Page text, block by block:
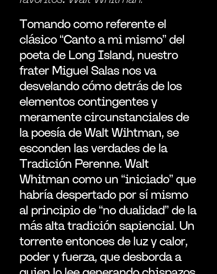
Tomando como referente el
clásico “Canto a mi mismo” del
poeta de Long Island, nuestro
frater Miguel Salas nos va
desvelando cómo detrás de los
elementos contingentes y
meramente circunstanciales de
la poesía de Walt Wihtman, se
esconden las verdades de la
Tradición Perenne. Walt
Whitman como un “iniciado” que
habría despertado por sí mismo
al principio de “no dualidad” de la
más alta tradición sapiencial. Un
torrente entonces de luz y calor,
poder y fuerza, que desborda a